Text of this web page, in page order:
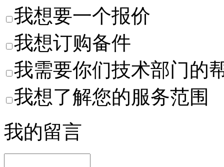
我想要一个报价
我想订购备件
我需要你们技术部门的
我想了解您的服务范围
我的留言